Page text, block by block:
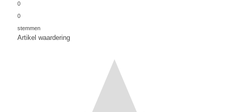
0
0
stemmen
Artikel waardering